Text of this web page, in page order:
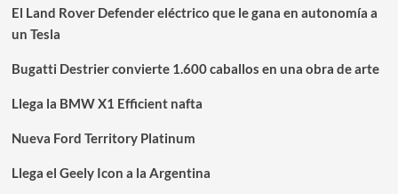
El Land Rover Defender eléctrico que le gana en autonomía a
un Tesla
Bugatti Destrier convierte 1.600 caballos en una obra de arte
Llega la BMW X1 Efficient nafta
Nueva Ford Territory Platinum
Llega el Geely Icon a la Argentina